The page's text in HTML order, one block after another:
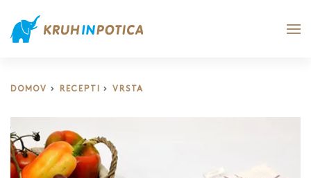
DOMOV RECEPTI VRSTA